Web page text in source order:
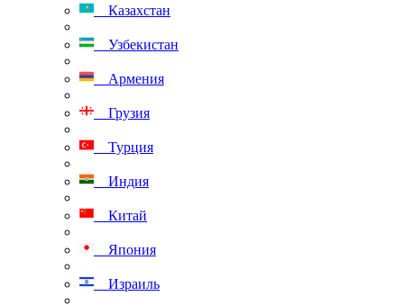
Казахстан
Узбекистан
Армения
Грузия
Турция
Индия
Китай
Япония
Израиль